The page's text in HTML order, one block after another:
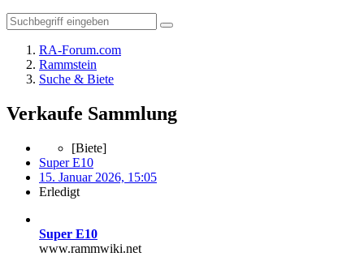
RA-Forum.com
Rammstein
Suche & Biete
Verkaufe Sammlung
[Biete]
Super E10
15. Januar 2026, 15:05
Erledigt
Super E10
www.rammwiki.net